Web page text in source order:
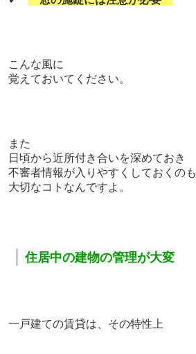
こんな風に
覚えておいてください。
また
日頃から近所付き合いを深めておき
不審者情報が入りやすくしておくのも
大切なコトなんですよ。
｜住居中の建物の管理が大変
一戸建ての賃貸は、 その特性上